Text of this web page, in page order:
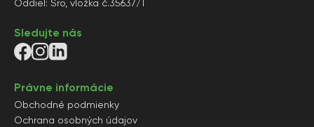
Oddiel: Sro, vložka č.35637/T
Sledujte nás
Právne informácie
Obchodné podmienky
Ochrana osobných údajov